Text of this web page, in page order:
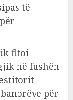
të
fitoi
në fushën
për